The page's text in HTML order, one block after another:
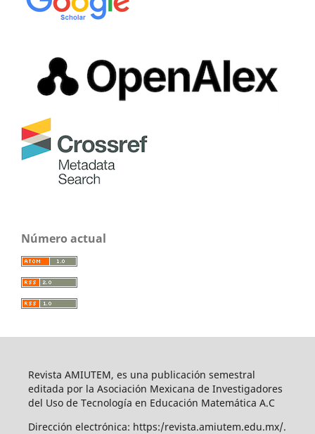
Número actual
Revista AMIUTEM, es una publicación semestral
editada por la Asociación Mexicana de Investigadores
del Uso de Tecnología en Educación Matemática A.C
Dirección electrónica: https:/revista.amiutem.edu.mx/.